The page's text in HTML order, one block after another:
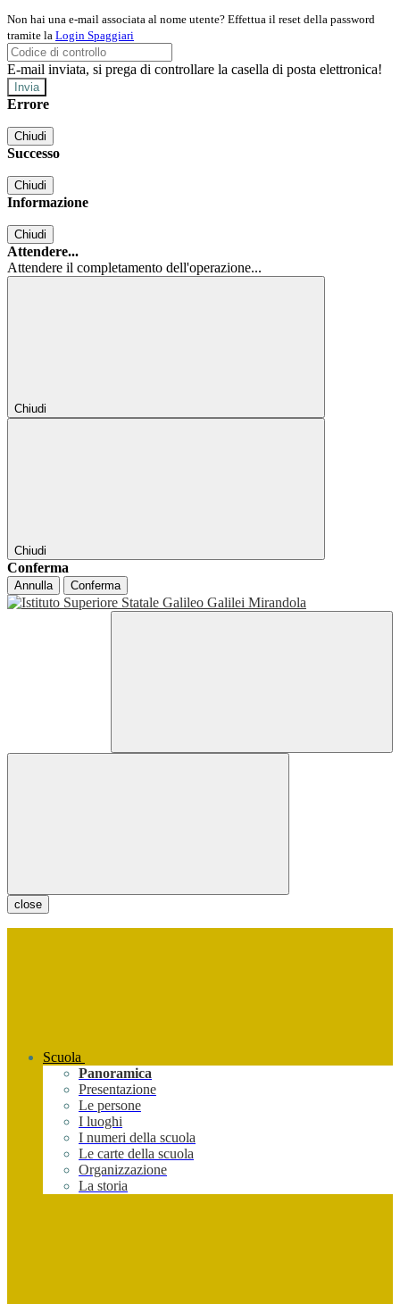
Non hai una e-mail associata al nome utente? Effettua il reset della password
tramite la Login Spaggiari
E-mail inviata, si prega di controllare la casella di posta elettronica!
Errore
Chiudi
Successo
Chiudi
Informazione
Chiudi
Attendere...
Attendere il completamento dell'operazione...
Chiudi
Chiudi
Conferma
Annulla Conferma
close
Scuola
Panoramica
Presentazione
Le persone
I luoghi
I numeri della scuola
Le carte della scuola
Organizzazione
La storia